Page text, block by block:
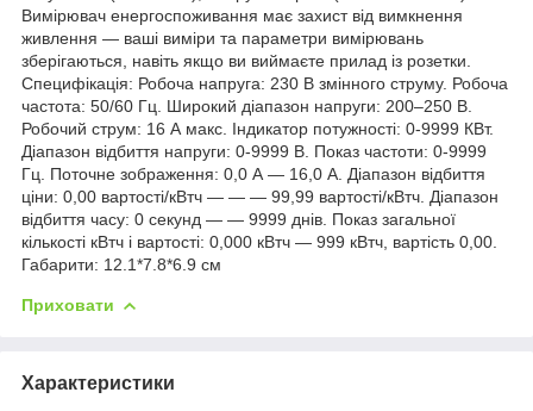
Вимірювач енергоспоживання має захист від вимкнення
живлення — ваші виміри та параметри вимірювань
зберігаються, навіть якщо ви виймаєте прилад із розетки.
Специфікація: Робоча напруга: 230 В змінного струму. Робоча
частота: 50/60 Гц. Широкий діапазон напруги: 200–250 В.
Робочий струм: 16 А макс. Індикатор потужності: 0-9999 КВт.
Діапазон відбиття напруги: 0-9999 В. Показ частоти: 0-9999
Гц. Поточне зображення: 0,0 А — 16,0 А. Діапазон відбиття
ціни: 0,00 вартості/кВтч — — — 99,99 вартості/кВтч. Діапазон
відбиття часу: 0 секунд — — 9999 днів. Показ загальної
кількості кВтч і вартості: 0,000 кВтч — 999 кВтч, вартість 0,00.
Габарити: 12.1*7.8*6.9 см
Приховати
Характеристики